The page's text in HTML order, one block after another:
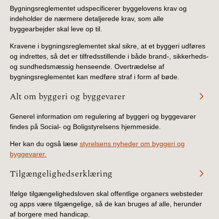
BR18 (4/7-31/12
2019)
BR18 (1/7-31/12
2018)
BR18 (1/1-30/6
Tidligere BR (1961-
2010)
Bygningsreglementet udspecificerer byggelovens krav og
indeholder de nærmere detaljerede krav, som alle
byggearbejder skal leve op til.
Kravene i bygningsreglementet skal sikre, at et byggeri udføres
og indrettes, så det er tilfredsstillende i både brand-, sikkerheds-
og sundhedsmæssig henseende. Overtrædelse af
bygningsreglementet kan medføre straf i form af bøde.
Alt om byggeri og byggevarer
Generel information om regulering af byggeri og byggevarer
findes på Social- og Boligstyrelsens hjemmeside.
Her kan du også læse styrelsens nyheder om byggeri og
byggevarer.
Tilgængelighedserklæring
Ifølge tilgængelighedsloven skal offentlige organers websteder
og apps være tilgængelige, så de kan bruges af alle, herunder
af borgere med handicap.